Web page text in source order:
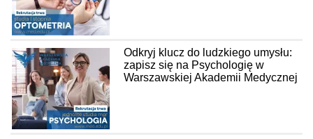
Odkryj klucz do ludzkiego umysłu:
zapisz się na Psychologię w
Warszawskiej Akademii Medycznej